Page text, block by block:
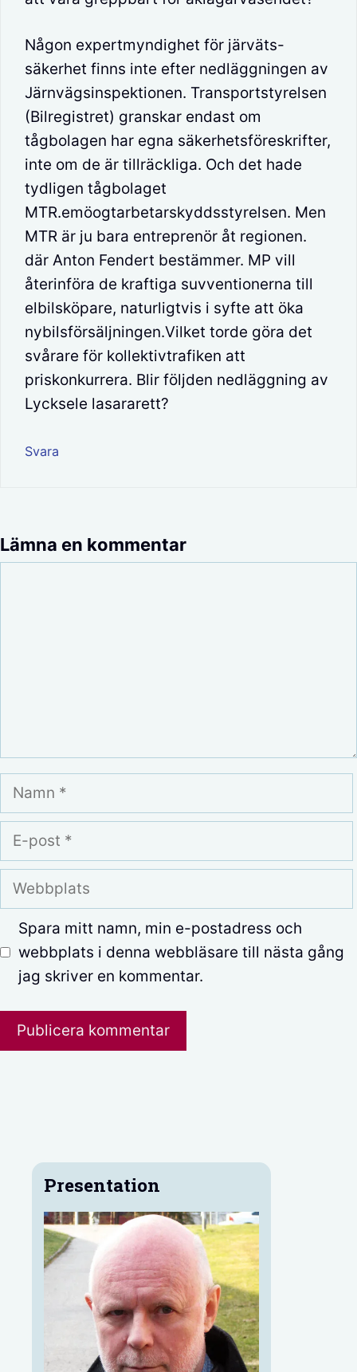
Någon expertmyndighet för järväts-
säkerhet finns inte efter nedläggningen av
Järnvägsinspektionen. Transportstyrelsen
(Bilregistret) granskar endast om
tågbolagen har egna säkerhetsföreskrifter,
inte om de är tillräckliga. Och det hade
tydligen tågbolaget
MTR.emöogtarbetarskyddsstyrelsen. Men
MTR är ju bara entreprenör åt regionen.
där Anton Fendert bestämmer. MP vill
återinföra de kraftiga suvventionerna till
elbilsköpare, naturligtvis i syfte att öka
nybilsförsäljningen.Vilket torde göra det
svårare för kollektivtrafiken att
priskonkurrera. Blir följden nedläggning av
Lycksele lasararett?
Svara
Lämna en kommentar
Namn
E-
post
Webbplats
Spara mitt namn, min e-postadress och
webbplats i denna webbläsare till nästa gång
jag skriver en kommentar.
Presentation